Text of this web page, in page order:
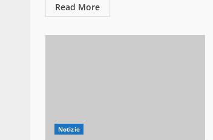
Read More
Notizie